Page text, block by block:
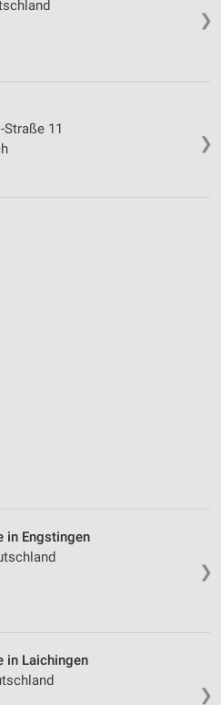
❯
❯
Straße 11
❯
in Engstingen
❯
in Laichingen
Auswahl